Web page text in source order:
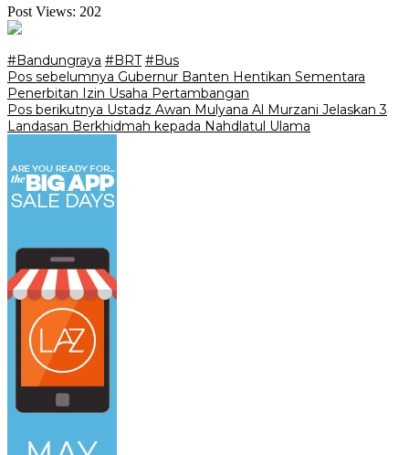
Post Views: 202
#Bandungraya #BRT #Bus
Navigasi
pos
Pos sebelumnya Gubernur Banten Hentikan Sementara
Penerbitan Izin Usaha Pertambangan
Pos berikutnya Ustadz Awan Mulyana Al Murzani Jelaskan 3
Landasan Berkhidmah kepada Nahdlatul Ulama